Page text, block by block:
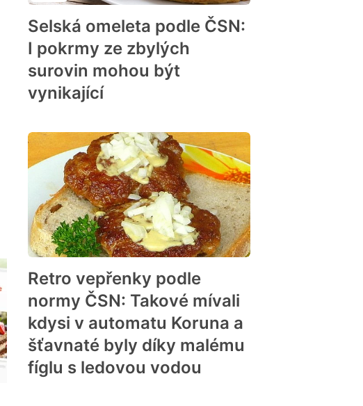
Selská omeleta podle ČSN:
I pokrmy ze zbylých
surovin mohou být
vynikající
Retro vepřenky podle
normy ČSN: Takové mívali
kdysi v automatu Koruna a
šťavnaté byly díky malému
fíglu s ledovou vodou